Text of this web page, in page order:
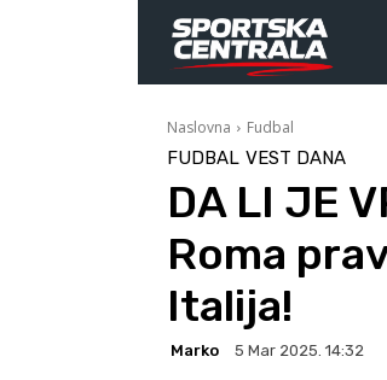
Naslovna Fudbal
FUDBAL VEST DANA
DA LI JE
Roma
Italija!
Marko 5 Mar 2025. 14:32